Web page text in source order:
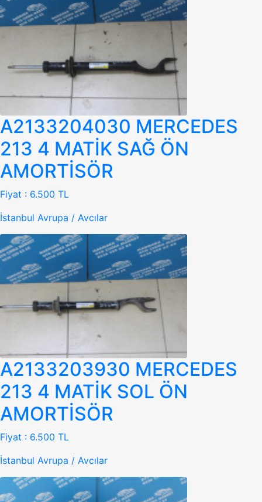
A2133204030 MERCEDES
213 4 MATİK SAĞ ÖN
AMORTİSÖR
Fiyat : 6.500 TL
İstanbul Avrupa / Avcılar
A2133203930 MERCEDES
213 4 MATİK SOL ÖN
AMORTİSÖR
Fiyat : 6.500 TL
İstanbul Avrupa / Avcılar